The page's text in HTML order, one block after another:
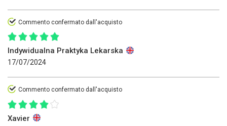
Commento confermato dall'acquisto
Indywidualna Praktyka Lekarska
17/07/2024
Commento confermato dall'acquisto
Xavier